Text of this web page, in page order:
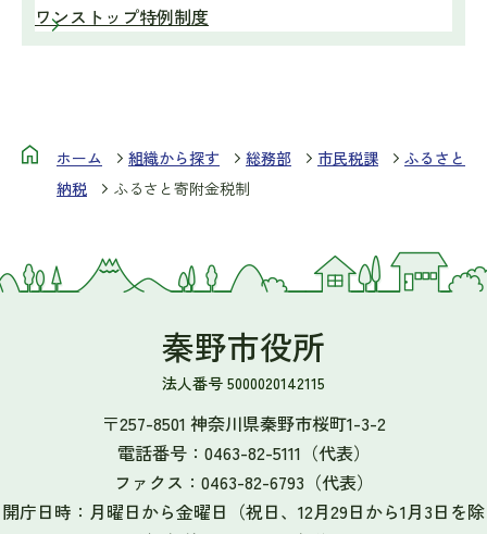
ワンストップ特例制度
ホーム 組織から探す 総務部 市民税課
ふるさと
納税
ふるさと寄附金税制
秦野市役所
法人番号 5000020142115
〒257-8501 神奈川県秦野市桜町1-3-2
電話番号： 0463-82-5111 （代表）
ファクス： 0463-82-6793 （代表）
開庁日時：月曜日から金曜日（祝日、12月29日から1月3日を除